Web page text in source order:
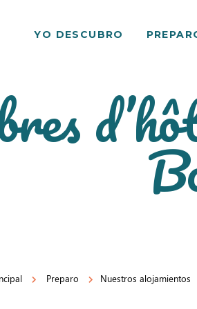
YO DESCUBRO
Preparo Nuestros alojamientos